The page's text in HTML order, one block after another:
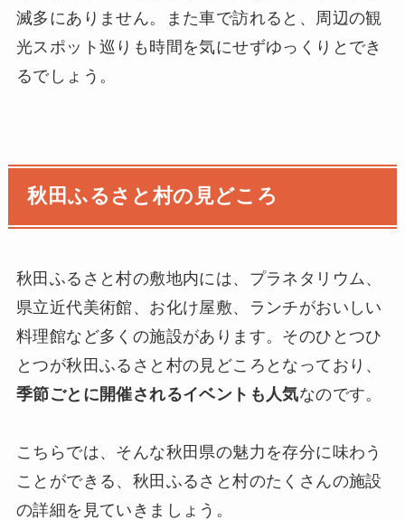
滅多にありません。また車で訪れると、周辺の観
光スポット巡りも時間を気にせずゆっくりとでき
るでしょう。
秋田ふるさと村の見どころ
秋田ふるさと村の敷地内には、プラネタリウム、
県立近代美術館、お化け屋敷、ランチがおいしい
料理館など多くの施設があります。そのひとつひ
とつが秋田ふるさと村の見どころとなっており、
季節ごとに開催されるイベントも人気なのです。
こちらでは、そんな秋田県の魅力を存分に味わう
ことができる、秋田ふるさと村のたくさんの施設
の詳細を見ていきましょう。